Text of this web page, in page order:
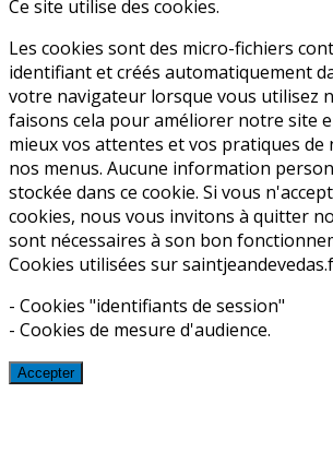
Ce site utilise des cookies.
Les cookies sont des micro-fichiers
identifiant et créés automatiquement
votre navigateur lorsque vous utilisez
faisons cela pour améliorer notre site
mieux vos attentes et vos pratiques de
nos menus. Aucune information
stockée dans ce cookie. Si vous
cookies, nous vous invitons à quitter
sont nécessaires à son bon
Cookies utilisées sur
- Cookies "identifiants de session"
- Cookies de mesure d'audience.
Accepter